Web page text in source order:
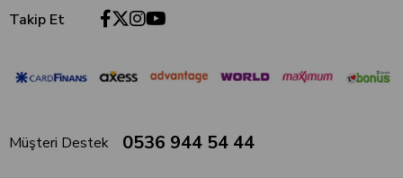
Takip Et
Müşteri Destek 0536 944 54 44